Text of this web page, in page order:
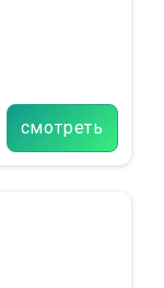
смотреть